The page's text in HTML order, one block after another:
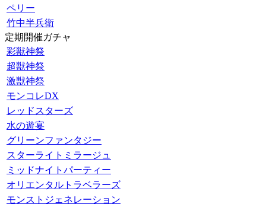
ペリー
竹中半兵衛
定期開催ガチャ
彩獣神祭
超獣神祭
激獣神祭
モンコレDX
レッドスターズ
水の遊宴
グリーンファンタジー
スターライトミラージュ
ミッドナイトパーティー
オリエンタルトラベラーズ
モンストジェネレーション